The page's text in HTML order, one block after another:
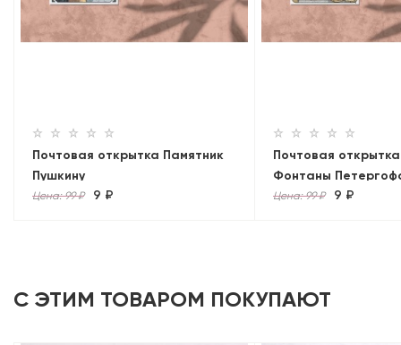
Почтовая открытка Памятник
Пушкину
Цена: 99 ₽ 9 ₽
Почтовая
Фонтаны
Цена: 99 ₽ 9 ₽
С ЭТИМ ТОВАРОМ ПОКУПАЮТ